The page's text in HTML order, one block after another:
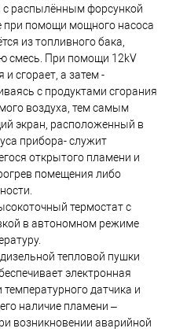
с распылённым форсункой
при помощи мощного насоса
из топливного бака,
смесь. При помощи 12kV
сгорает, а затем -
с продуктами сгорания
воздуха, тем самым
экран, расположенный в
прибора- служит
открытого пламени и
помещения либо
термостат с
в автономном режиме
тепловой пушки
электронная
датчика и
наличие пламени –
возникновении аварийной